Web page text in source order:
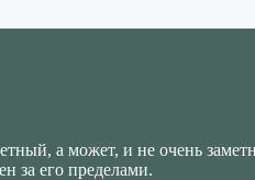
а может, и не очень
за его пределами.